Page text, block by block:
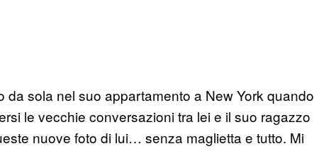
sola nel suo appartamento a New York quando
le vecchie conversazioni tra lei e il suo ragazzo
nuove foto di lui… senza maglietta e tutto. Mi